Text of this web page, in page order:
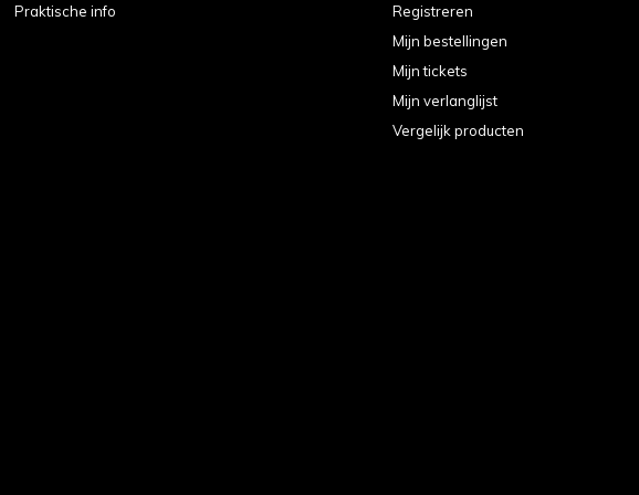
Praktische info
Registreren
Mijn bestellingen
Mijn tickets
Mijn verlanglijst
Vergelijk producten